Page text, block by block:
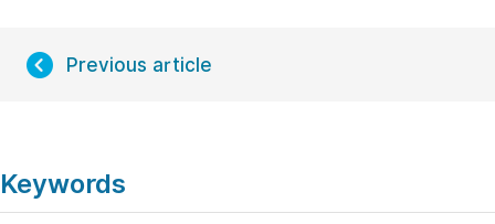
Previous article
Keywords